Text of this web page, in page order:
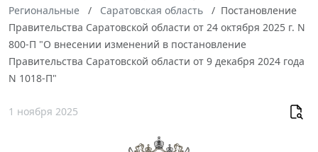
Региональные
Саратовская область
Постановление
Правительства Саратовской области от 24 октября 2025 г. N
800-П "О внесении изменений в постановление
Правительства Саратовской области от 9 декабря 2024 года
N 1018-П"
1 ноября 2025